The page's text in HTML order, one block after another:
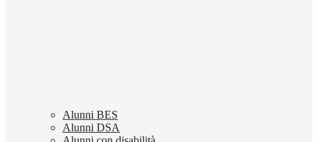
Alunni BES
Alunni DSA